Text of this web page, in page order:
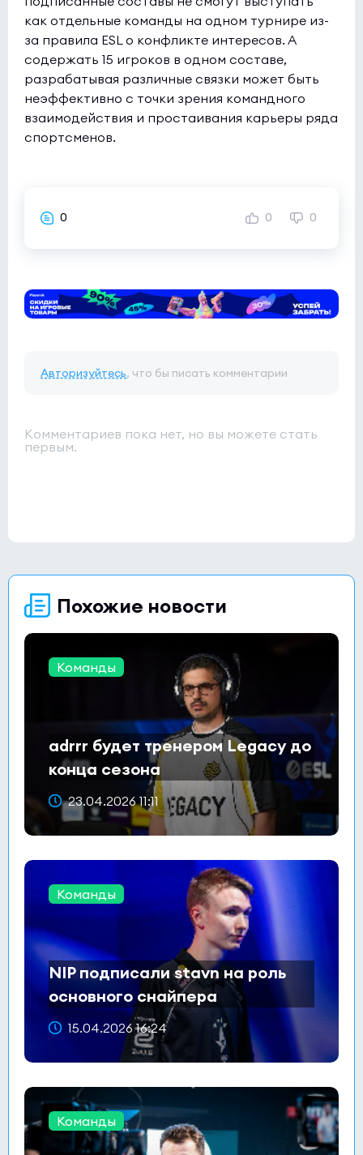
NIO
4:0
как отдельные команды на одном турнире из-
за правила ESL о конфликте интересов. А
содержать 15 игроков в одном составе,
разрабатывая различные связки может быть
неэффективно с точки зрения командного
взаимодействия и простаивания карьеры ряда
спортсменов.
0 0 0
Авторизуйтесь, что бы писать комментарии
Комментариев пока нет, но вы можете стать
первым.
Похожие новости
Команды
adrrr будет тренером Legacy до
конца сезона
23.04.2026 11:11
Команды
NIP подписали stavn на роль
основного снайпера
15.04.2026 16:24
Команды